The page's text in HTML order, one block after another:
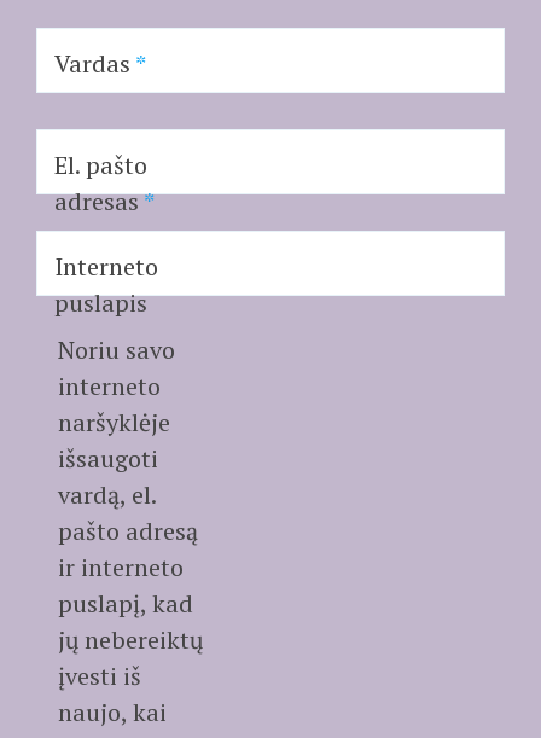
Vardas *
El. pašto
adresas*
Interneto
puslapis
Noriu savo
interneto
naršyklėje
išsaugoti
vardą, el.
pašto adresą
ir interneto
puslapį, kad
jų nebereiktų
įvesti iš
naujo, kai